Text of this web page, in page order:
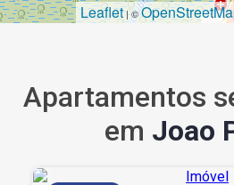
Leaflet| ©
Apartamentos
em Joao